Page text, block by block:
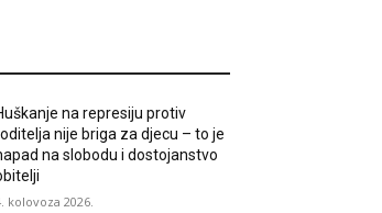
na represiju protiv
nije briga za djecu – to je
na slobodu i dostojanstvo
kolovoza 2026.